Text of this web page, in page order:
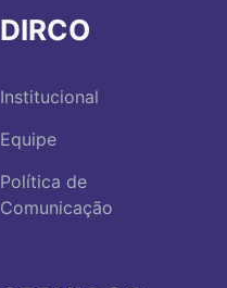
DIRCO
Institucional
Equipe
Política de
Comunicação